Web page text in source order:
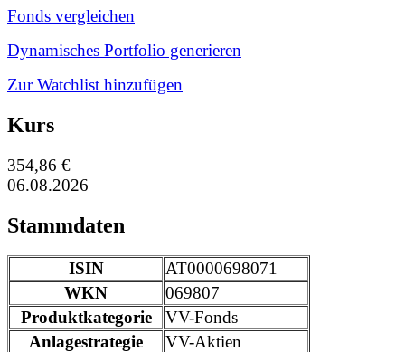
Fonds vergleichen
Dynamisches Portfolio generieren
Zur Watchlist hinzufügen
Kurs
354,86 €
06.08.2026
Stammdaten
ISIN
AT0000698071
WKN
069807
Produktkategorie
VV-Fonds
Anlagestrategie
VV-Aktien